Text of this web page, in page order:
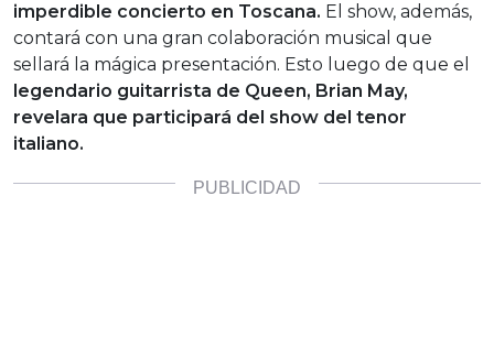
imperdible concierto en Toscana. El show, además,
contará con una gran colaboración musical que
sellará la mágica presentación. Esto luego de que el
legendario guitarrista de Queen, Brian May,
revelara que participará del show del tenor
italiano.